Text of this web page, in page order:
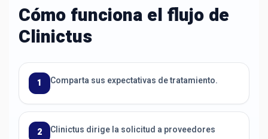
Cómo funciona el flujo de
Clinictus
1 Comparta sus expectativas de tratamiento.
2
Clinictus dirige la solicitud a proveedores